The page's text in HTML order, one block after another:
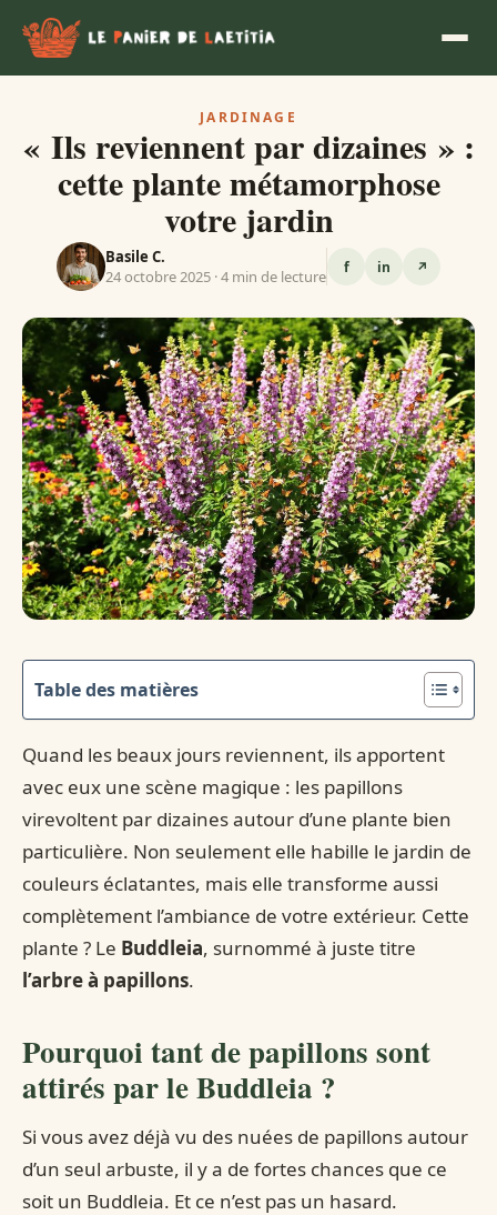
JARDINAGE
« Ils reviennent par dizaines » :
cette plante métamorphose
votre jardin
Basile C.
24 octobre 2025 · 4 min de lecture
f in ↗
Table des matières
Quand les beaux jours reviennent, ils apportent
avec eux une scène magique : les papillons
virevoltent par dizaines autour d’une plante bien
particulière. Non seulement elle habille le jardin de
couleurs éclatantes, mais elle transforme aussi
complètement l’ambiance de votre extérieur. Cette
plante ? Le Buddleia, surnommé à juste titre
l’arbre à papillons.
Pourquoi tant de papillons sont
attirés par le Buddleia ?
Si vous avez déjà vu des nuées de papillons autour
d’un seul arbuste, il y a de fortes chances que ce
soit un Buddleia. Et ce n’est pas un hasard.